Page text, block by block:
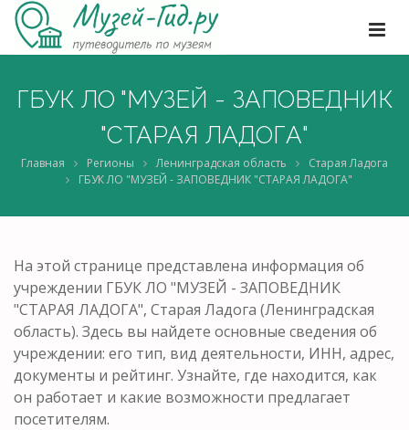
ГБУК ЛО "МУЗЕЙ - ЗАПОВЕДНИК
"СТАРАЯ ЛАДОГА"
Главная Регионы Ленинградская область
Старая Ладога
ГБУК ЛО "МУЗЕЙ - ЗАПОВЕДНИК "СТАРАЯ ЛАДОГА"
На этой странице представлена информация об
учреждении ГБУК ЛО "МУЗЕЙ - ЗАПОВЕДНИК
"СТАРАЯ ЛАДОГА", Старая Ладога (Ленинградская
область). Здесь вы найдете основные сведения об
учреждении: его тип, вид деятельности, ИНН, адрес,
документы и рейтинг. Узнайте, где находится, как
он работает и какие возможности предлагает
посетителям.